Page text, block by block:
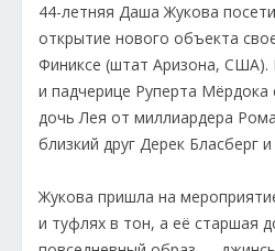
44-летняя Даша Жукова
открытие нового объекта
Финиксе (штат Аризона, США).
и падчерице Руперта Мёрдока
дочь Лея от миллиардера
близкий друг Дерек Бласберг
Жукова пришла на
и туфлях в тон, а eё старшая